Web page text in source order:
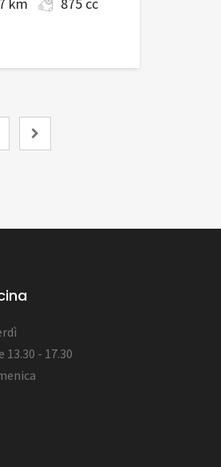
km
875 cc
13.30 - 17.30